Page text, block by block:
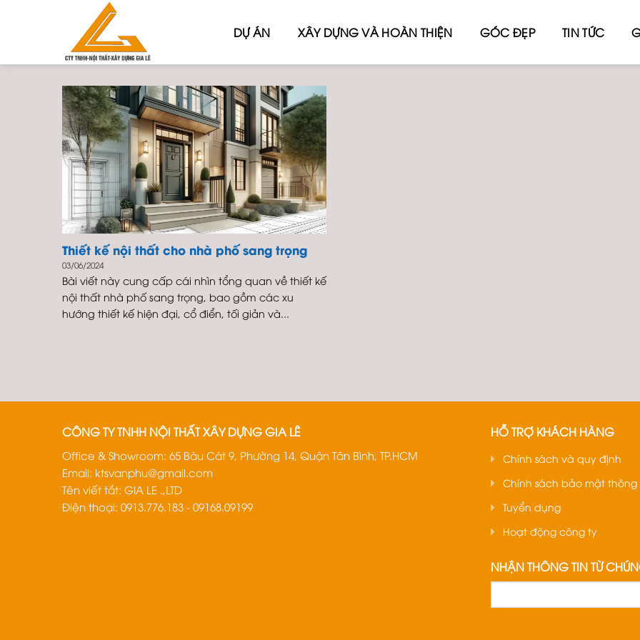
DỰ ÁN XÂY DỰNG VÀ HOÀN THIỆN GÓC ĐẸP TIN TỨC
Thiết kế nội thất cho nhà phố sang trọng
03/06/2024
Bài viết này cung cấp cái nhìn tổng quan về thiết kế
nội thất nhà phố sang trọng, bao gồm các xu
hướng thiết kế hiện đại, cổ điển, tối giản và...
CÔNG TY TNHH NỘI THẤT XÂY DỰNG GIA LÊ
Office & Showroom: 65 Bàu Cát 9, Phường 14, Quận Tân Bình, TP.HCM
Email: ktsvanphu@gmail.com
Tên viết tắt: GIA LE .,LTD
Điện thoại: 0913.776.183 - 09168.09199
HỖ TRỢ KHÁCH HÀNG
Chính sách và quy định
Chính sách bảo mật thông
Tuyển dụng
Hoạt động công ty
NHẬN THÔNG TIN TỪ